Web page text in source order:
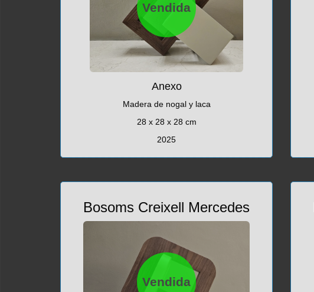
Vendida
Anexo
Madera de nogal y laca
28 x 28 x 28 cm
2025
Vendida
Bosoms Creixell Mercedes